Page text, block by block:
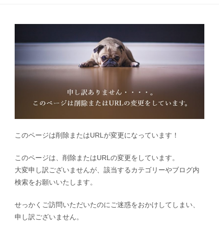
このページは削除またはURLが変更になっています！
このページは、削除またはURLの変更をしています。
大変申し訳ございませんが、該当するカテゴリーやブログ内
検索をお願いいたします。
せっかくご訪問いただいたのにご迷惑をおかけしてしまい、
申し訳ございません。